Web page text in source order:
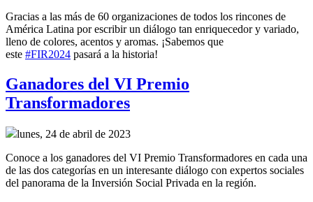
Gracias a las más de 60 organizaciones de todos los rincones de
América Latina por escribir un diálogo tan enriquecedor y variado,
lleno de colores, acentos y aromas. ¡Sabemos que
este #FIR2024 pasará a la historia!
Ganadores del VI Premio
Transformadores
lunes, 24 de abril de 2023
Conoce a los ganadores del VI Premio Transformadores en cada una
de las dos categorías en un interesante diálogo con expertos sociales
del panorama de la Inversión Social Privada en la región.